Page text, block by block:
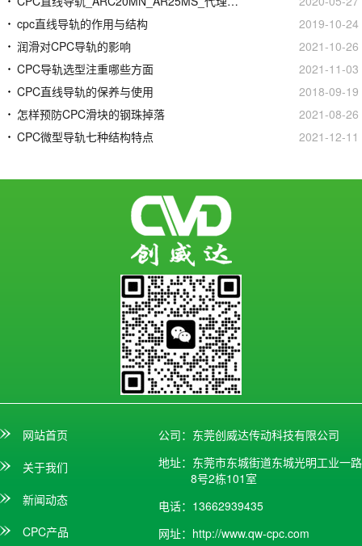
cpc直线导轨的作用与结构
2019-10-24
润滑对CPC导轨的影响
2021-10-26
CPC导轨选型注重哪些方面
2021-11-03
CPC直线导轨的保养与使用
2018-09-19
怎样预防CPC滑块的钢珠掉落
2021-08-26
CPC微型导轨七种结构特点
2021-12-11
网站首页
关于我们
新闻动态
CPC产品
公司：东莞创威达传动科技有限公司
地址：东莞市东城街道东城光明工业一路
8号2栋101室
电话：13662939435
网址： http://www.qw-cpc.com